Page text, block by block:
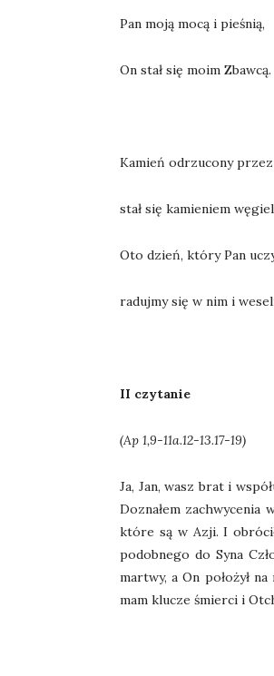
Pan moją mocą i pieśnią,
On stał się moim Zbawcą.
Kamień odrzucony
stał się kamieniem
Oto dzień, który Pan
radujmy się w nim i
II czytanie
(Ap 1,9-11a.12-13.17-19)
Ja, Jan, wasz brat i
Doznałem zachwycenia
które są w Azji. I
podobnego do Syna
martwy, a On położył
mam klucze śmierci i